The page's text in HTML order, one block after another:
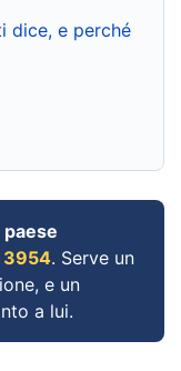
dice, e perché
3954. Serve un
e un
a lui.